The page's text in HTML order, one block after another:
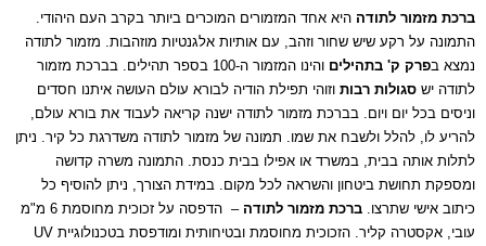
ברכת מזמור לתודה היא אחד המזמורים המוכרים ביותר בקרב העם היהודי.
התמונה על רקע שיש שחור וזהב, עם אותיות אלגנטיות מוזהבות. מזמור לתודה
נמצא בפרק ק' בתהילים
והינו המזמור ה-100 בספר תהילים. בברכת מזמור
לתודה יש סגולות רבות וזוהי תפילת הודיה לבורא עולם העושה איתנו חסדים
וניסים בכל יום ויום. בברכת מזמור לתודה ישנה קריאה לעבוד את בורא עולם,
להריע לו, להלל ולשבח את שמו. תמונה של מזמור לתודה משדרגת כל קיר. ניתן
לתלות אותה בבית, במשרד או אפילו בבית כנסת. התמונה משרה קדושה
ומספקת תחושת ביטחון והשראה לכל מקום. במידת הצורך, ניתן להוסיף כל
כיתוב אישי שתרצו. ברכת מזמור לתודה
– הדפסה על זכוכית מחוסמת 6 מ"מ
עובי, אקסטרה קליר. הזכוכית מחוסמת ובטיחותית ומודפסת בטכנולוגיית UV